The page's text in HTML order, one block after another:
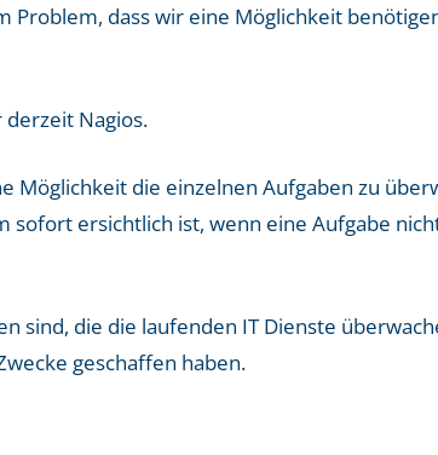
Problem, dass wir eine Möglichkeit
Nagios.
Möglichkeit die einzelnen Aufgaben zu
sofort ersichtlich ist, wenn eine Aufgabe
sind, die die laufenden IT Dienste
geschaffen haben.